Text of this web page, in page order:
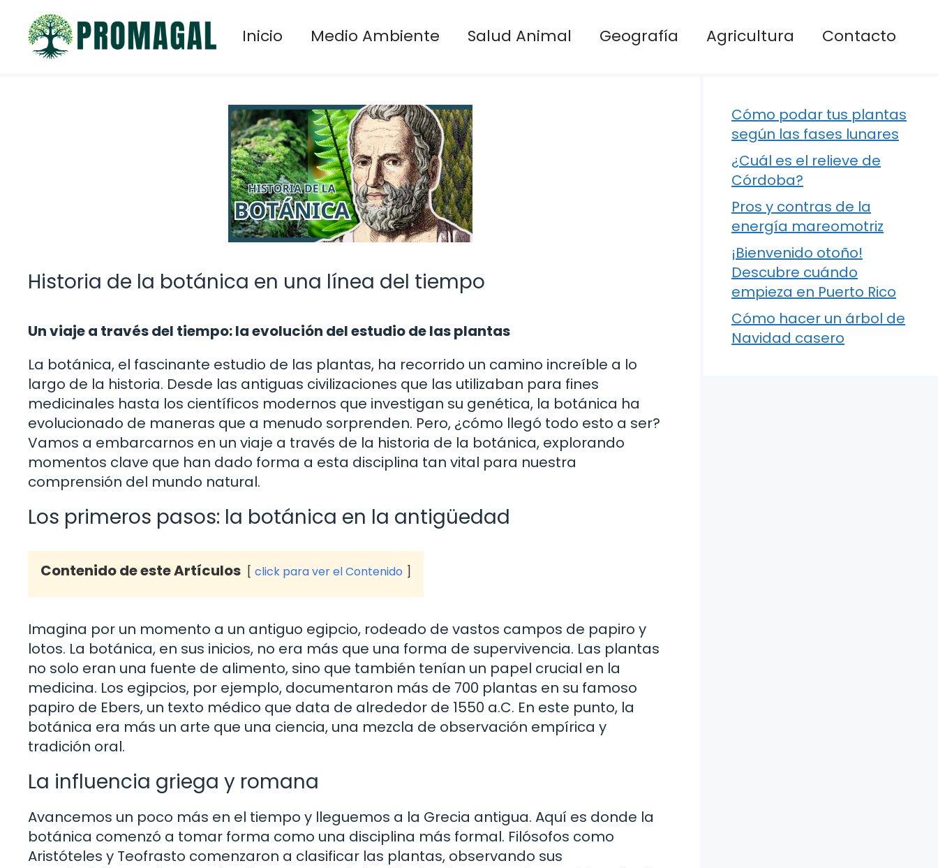
contenido
Inicio Medio Ambiente Salud Animal Geografía Agricultura Contacto
Historia de la botánica en una línea del tiempo
Un viaje a través del tiempo: la evolución del estudio de las plantas
La botánica, el fascinante estudio de las plantas, ha recorrido un camino increíble a lo
largo de la historia. Desde las antiguas civilizaciones que las utilizaban para fines
medicinales hasta los científicos modernos que investigan su genética, la botánica ha
evolucionado de maneras que a menudo sorprenden. Pero, ¿cómo llegó todo esto a ser?
Vamos a embarcarnos en un viaje a través de la historia de la botánica, explorando
momentos clave que han dado forma a esta disciplina tan vital para nuestra
comprensión del mundo natural.
Los primeros pasos: la botánica en la antigüedad
Contenido de este Artículos click para ver el Contenido
Imagina por un momento a un antiguo egipcio, rodeado de vastos campos de papiro y
lotos. La botánica, en sus inicios, no era más que una forma de supervivencia. Las plantas
no solo eran una fuente de alimento, sino que también tenían un papel crucial en la
medicina. Los egipcios, por ejemplo, documentaron más de 700 plantas en su famoso
papiro de Ebers, un texto médico que data de alrededor de 1550 a.C. En este punto, la
botánica era más un arte que una ciencia, una mezcla de observación empírica y
tradición oral.
La influencia griega y romana
Avancemos un poco más en el tiempo y lleguemos a la Grecia antigua. Aquí es donde la
botánica comenzó a tomar forma como una disciplina más formal. Filósofos como
Aristóteles y Teofrasto comenzaron a clasificar las plantas, observando sus
Cómo podar tus plantas
según las fases lunares
¿Cuál es el relieve de
Córdoba?
Pros y contras de la
energía mareomotriz
¡Bienvenido otoño!
Descubre cuándo
empieza en Puerto Rico
Cómo hacer un árbol de
Navidad casero